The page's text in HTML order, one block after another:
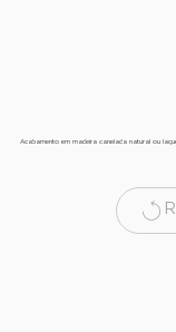
Acabamento em madeira canelada natural ou